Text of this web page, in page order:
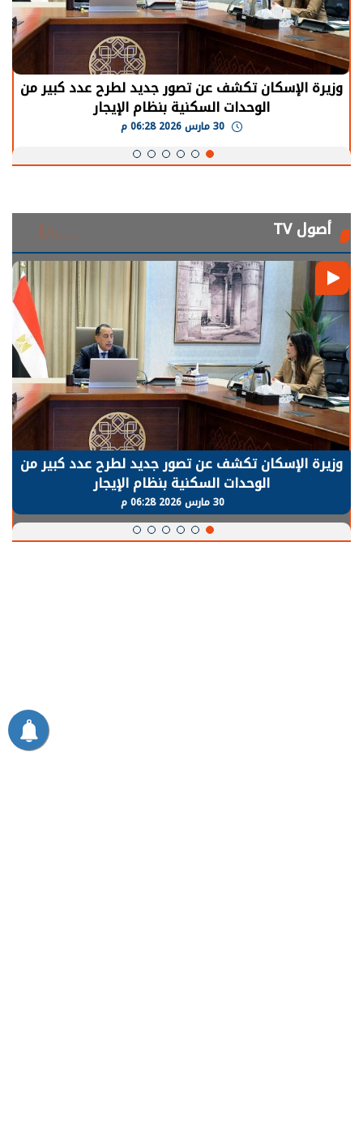
وزيرة الإسكان تكشف عن تصور جديد لطرح عدد كبير من
الوحدات السكنية بنظام الإيجار
أصول TV
وزيرة الإسكان تكشف عن تصور جديد لطرح عدد كبير من
الوحدات السكنية بنظام الإيجار